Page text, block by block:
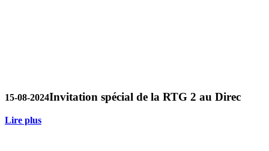
15-08-2024Invitation spécial de la RTG 2 au Direc
Lire plus